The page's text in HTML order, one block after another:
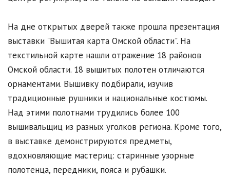
На дне открытых дверей также прошла презентация
выставки "Вышитая карта Омской области". На
текстильной карте нашли отражение 18 районов
Омской области. 18 вышитых полотен отличаются
орнаментами. Вышивку подбирали, изучив
традиционные рушники и национальные костюмы.
Над этими полотнами трудились более 100
вышивальщиц из разных уголков региона. Кроме того,
в выставке демонстрируются предметы,
вдохновляющие мастериц: старинные узорные
полотенца, передники, пояса и рубашки.